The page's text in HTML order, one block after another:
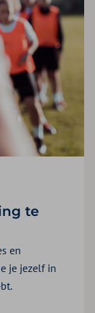
te
en
je jezelf in